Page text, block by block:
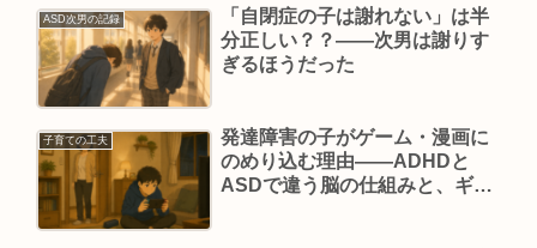
ASD次男の記録
「自閉症の子は謝れない」は半
分正しい？？——次男は謝りす
ぎるほうだった
子育ての工夫
発達障害の子がゲーム・漫画に
のめり込む理由——ADHDと
ASDで違う脳の仕組みと、ギャ